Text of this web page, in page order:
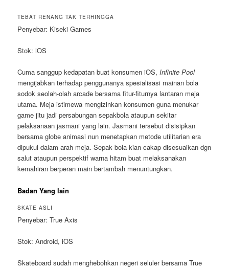
TEBAT RENANG TAK TERHINGGA
Penyebar: Kiseki Games
Stok: iOS
Cuma sanggup kedapatan buat konsumen iOS,Infinite Pool
mengijabkan terhadap penggunanya spesialisasi mainan bola
sodok seolah-olah arcade bersama fitur-fiturnya lantaran meja
utama. Meja istimewa mengizinkan konsumen guna menukar
game jitu jadi persabungan sepakbola ataupun sekitar
pelaksanaan jasmani yang lain. Jasmani tersebut disisipkan
bersama globe animasi nun menetapkan metode utilitarian era
dipukul dalam arah meja. Sepak bola kian cakap disesuaikan dgn
salut ataupun perspektif warna hitam buat melaksanakan
kemahiran berperan main bertambah menuntungkan.
Badan Yang lain
SKATE ASLI
Penyebar: True Axis
Stok: Android, iOS
Skateboard sudah menghebohkan negeri seluler bersama True